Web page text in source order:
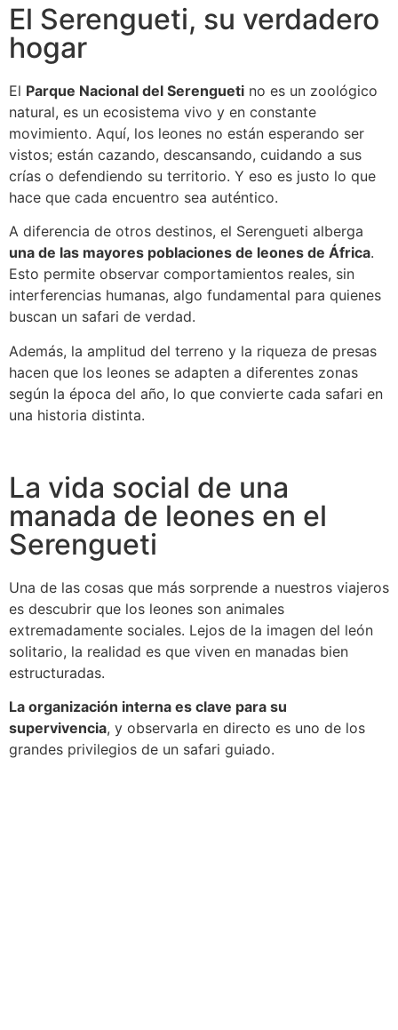
El Serengueti, su verdadero
hogar
El Parque Nacional del Serengueti no es un zoológico
natural, es un ecosistema vivo y en constante
movimiento. Aquí, los leones no están esperando ser
vistos; están cazando, descansando, cuidando a sus
crías o defendiendo su territorio. Y eso es justo lo que
hace que cada encuentro sea auténtico.
A diferencia de otros destinos, el Serengueti alberga
una de las mayores poblaciones de leones de África.
Esto permite observar comportamientos reales, sin
interferencias humanas, algo fundamental para quienes
buscan un safari de verdad.
Además, la amplitud del terreno y la riqueza de presas
hacen que los leones se adapten a diferentes zonas
según la época del año, lo que convierte cada safari en
una historia distinta.
La vida social de una
manada de leones en el
Serengueti
Una de las cosas que más sorprende a nuestros viajeros
es descubrir que los leones son animales
extremadamente sociales. Lejos de la imagen del león
solitario, la realidad es que viven en manadas bien
estructuradas.
La organización interna es clave para su
supervivencia, y observarla en directo es uno de los
grandes privilegios de un safari guiado.